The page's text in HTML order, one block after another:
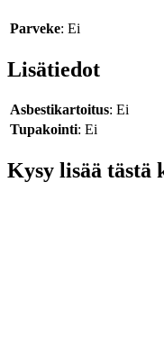
Parveke: Ei
Lisätiedot
Asbestikartoitus: Ei
Tupakointi: Ei
Kysy lisää tästä